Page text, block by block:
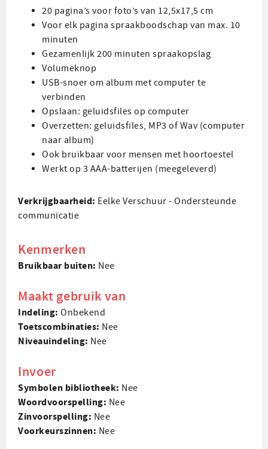
20 pagina’s voor foto’s van 12,5x17,5 cm
Voor elk pagina spraakboodschap van max. 10
minuten
Gezamenlijk 200 minuten spraakopslag
Volumeknop
USB-snoer om album met computer te
verbinden
Opslaan: geluidsfiles op computer
Overzetten: geluidsfiles, MP3 of Wav (computer
naar album)
Ook bruikbaar voor mensen met hoortoestel
Werkt op 3 AAA-batterijen (meegeleverd)
Verkrijgbaarheid: Eelke Verschuur - Ondersteunde
communicatie
Kenmerken
Bruikbaar buiten: Nee
Maakt gebruik van
Indeling: Onbekend
Toets­combinaties: Nee
Niveau­indeling: Nee
Invoer
Symbolen bibliotheek: Nee
Woord­voorspelling: Nee
Zin­voorspelling: Nee
Voorkeurs­zinnen: Nee